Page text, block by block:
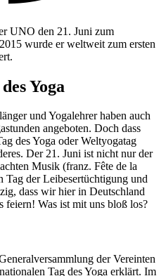
UNO den 21. Juni zum
wurde er weltweit zum ersten
Yoga
und Yogalehrer haben auch
angeboten. Doch dass
des Yoga oder Weltyogatag
Der 21. Juni ist nicht nur der
Musik (franz. Fête de la
Tag der Leibesertüchtigung und
dass wir hier in Deutschland
feiern! Was ist mit uns bloß los?
der Vereinten
Tag des Yoga erklärt. Im